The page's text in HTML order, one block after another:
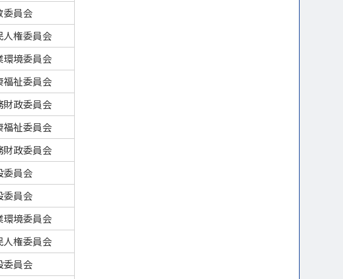
委員会
人権委員会
環境委員会
福祉委員会
財政委員会
福祉委員会
財政委員会
委員会
委員会
環境委員会
人権委員会
委員会